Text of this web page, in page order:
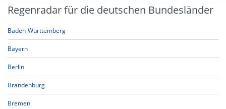
Regenradar für die deutschen Bundesländer
Baden-Württemberg
Bayern
Berlin
Brandenburg
Bremen